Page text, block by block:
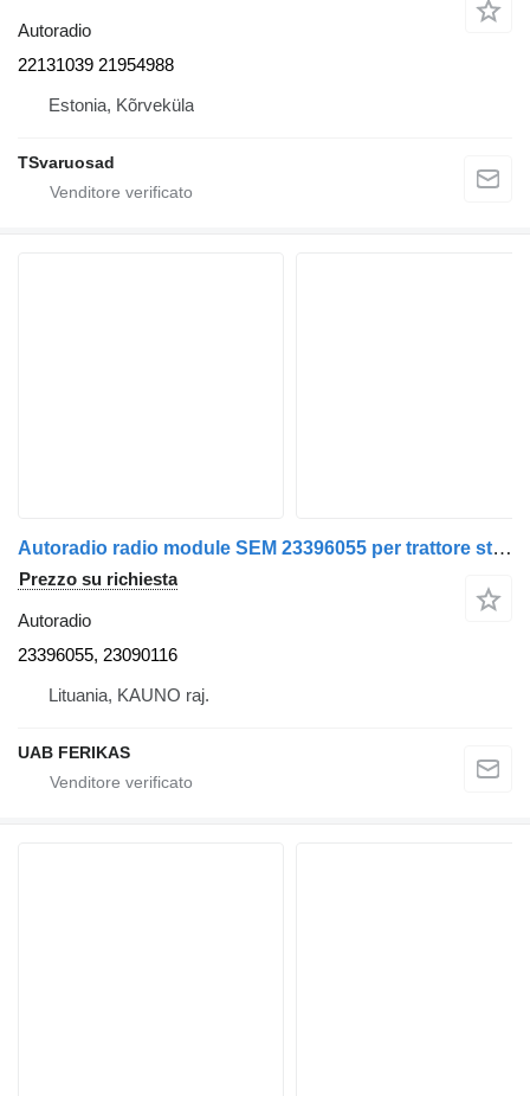
Autoradio
22131039 21954988
Estonia, Kõrveküla
TSvaruosad
Autoradio radio module SEM 23396055 per trattore stradale Volvo FH
Prezzo su richiesta
Autoradio
23396055, 23090116
Lituania, KAUNO raj.
UAB FERIKAS